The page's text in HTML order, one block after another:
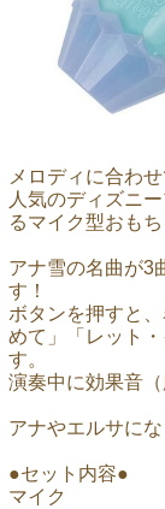
メロディに合わ
人気のディズニ
るマイク型おもち
アナ雪の名曲が3
す！
ボタンを押すと
めて」「レット
す。
演奏中に効果音
アナやエルサに
●セット内容●
マイク